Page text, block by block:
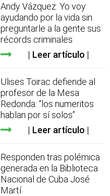
Andy Vázquez: Yo voy
ayudando por la vida sin
preguntarle a la gente sus
récords criminales
Leer artículo
Ulises Toirac defiende al
profesor de la Mesa
Redonda: “los numeritos
hablan por sí solos”
Leer artículo
Responden tras polémica
generada en la Biblioteca
Nacional de Cuba José
Martí